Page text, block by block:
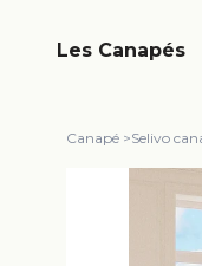
Les Canapés
Canapé >Selivo